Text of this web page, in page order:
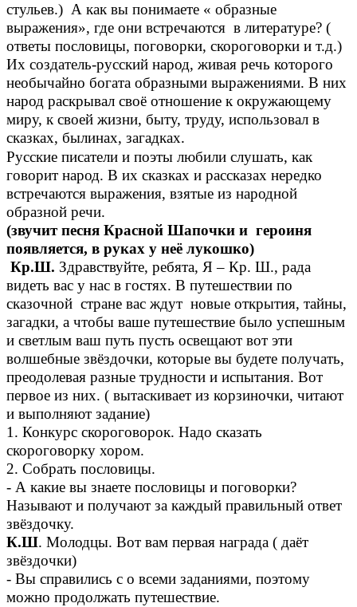
стульев.) А как вы понимаете « образные
выражения», где они встречаются в литературе? (
ответы пословицы, поговорки, скороговорки и т.д.)
Их создатель-русский народ, живая речь которого
необычайно богата образными выражениями. В них
народ раскрывал своё отношение к окружающему
миру, к своей жизни, быту, труду, использовал в
сказках, былинах, загадках.
Русские писатели и поэты любили слушать, как
говорит народ. В их сказках и рассказах нередко
встречаются выражения, взятые из народной
образной речи.
(звучит песня Красной Шапочки и героиня
появляется, в руках у неё лукошко)
Кр.Ш. Здравствуйте, ребята, Я – Кр. Ш., рада
видеть вас у нас в гостях. В путешествии по
сказочной стране вас ждут новые открытия, тайны,
загадки, а чтобы ваше путешествие было успешным
и светлым ваш путь пусть освещают вот эти
волшебные звёздочки, которые вы будете получать,
преодолевая разные трудности и испытания. Вот
первое из них. ( вытаскивает из корзиночки, читают
и выполняют задание)
1. Конкурс скороговорок. Надо сказать
скороговорку хором.
2. Собрать пословицы.
- А какие вы знаете пословицы и поговорки?
Называют и получают за каждый правильный ответ
звёздочку.
К.Ш. Молодцы. Вот вам первая награда ( даёт
звёздочки)
- Вы справились с о всеми заданиями, поэтому
можно продолжать путешествие.